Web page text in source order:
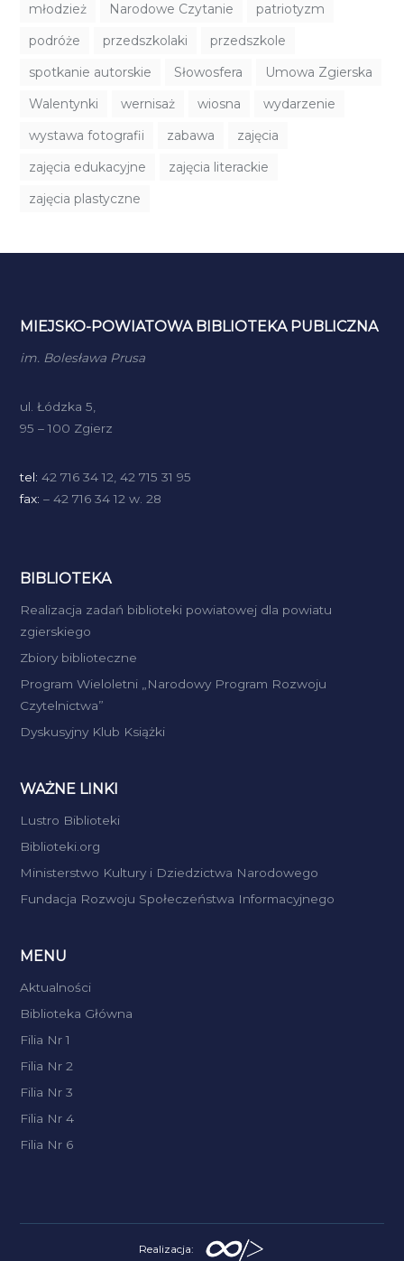
młodzież
Narodowe Czytanie
patriotyzm
podróże
przedszkolaki
przedszkole
spotkanie autorskie
Słowosfera
Umowa Zgierska
Walentynki
wernisaż wiosna
wydarzenie
wystawa fotografii
zabawa
zajęcia
zajęcia edukacyjne
zajęcia literackie
zajęcia plastyczne
MIEJSKO-POWIATOWA BIBLIOTEKA PUBLICZNA
im. Bolesława Prusa
ul. Łódzka 5,
95 – 100 Zgierz
tel: 42 716 34 12, 42 715 31 95
fax: – 42 716 34 12 w. 28
BIBLIOTEKA
Realizacja zadań biblioteki powiatowej dla powiatu
zgierskiego
Zbiory biblioteczne
Program Wieloletni „Narodowy Program Rozwoju
Czytelnictwa”
Dyskusyjny Klub Książki
WAŻNE LINKI
Lustro Biblioteki
Biblioteki.org
Ministerstwo Kultury i Dziedzictwa Narodowego
Fundacja Rozwoju Społeczeństwa Informacyjnego
MENU
Aktualności
Biblioteka Główna
Filia Nr 1
Filia Nr 2
Filia Nr 3
Filia Nr 4
Filia Nr 6
Realizacja: